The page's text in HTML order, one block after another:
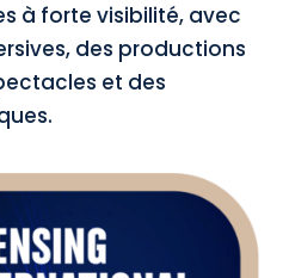
à forte visibilité, avec
des productions
et des